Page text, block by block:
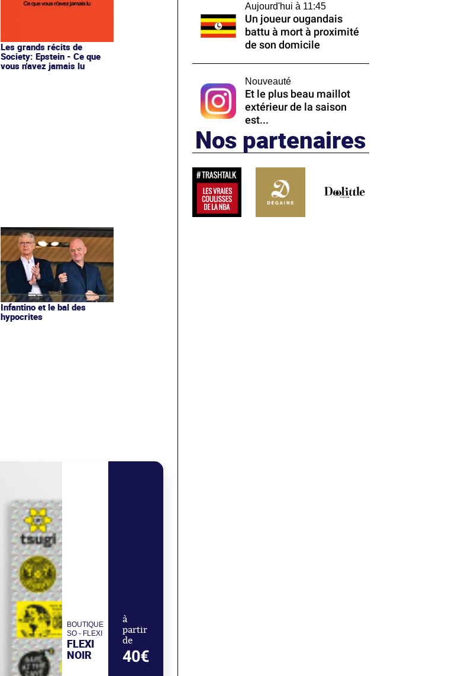
Les grands récits de
Society: Epstein - Ce que
vous n'avez jamais lu
Infantino et le bal des
hypocrites
BOUTIQUE
SO - FLEXI
FLEXI
NOIR
à
partir
de
40€
Aujourd'hui à 11:45
Un joueur ougandais
battu à mort à proximité
de son domicile
Nouveauté
Et le plus beau maillot
extérieur de la saison
est...
Nos partenaires